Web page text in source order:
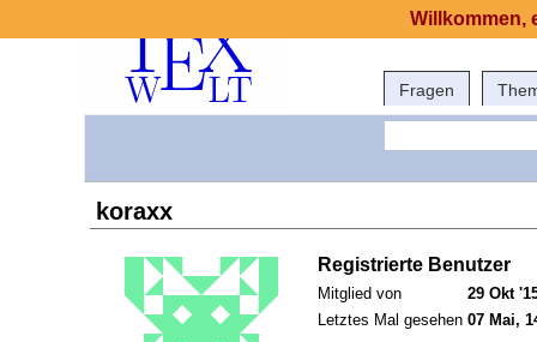
Fragen
koraxx
Registrierte Benutzer
Mitglied von
29 Okt
Letztes Mal gesehen 07 Mai,
Willkommen,